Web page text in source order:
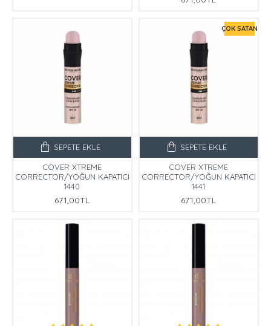
COVER XTREME
CORRECTOR/YOĞUN KAPATICI
1440
671,00TL
SEPETE EKLE
ÇOK SATAN
COVER XTREME
CORRECTOR/YOĞUN KAPATICI
1441
671,00TL
SEPETE EKLE